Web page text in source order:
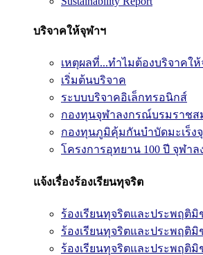
บริจาคให้จุฬาฯ
เหตุผลที่...ทำไมต้องบริจาคให้
เริ่มต้นบริจาค
ระบบบริจาคอิเล็กทรอนิกส์
กองทุนจุฬาลงกรณ์บรมราชส
กองทุนภูมิคุ้มกันบำบัดมะเร็ง
โครงการอุทยาน 100 ปี จุฬา
แจ้งเรื่องร้องเรียนทุจริต
ร้องเรียนทุจริตและประพฤติมิ
ร้องเรียนทุจริตและประพฤติมิ
ร้องเรียนทุจริตและประพฤติมิ